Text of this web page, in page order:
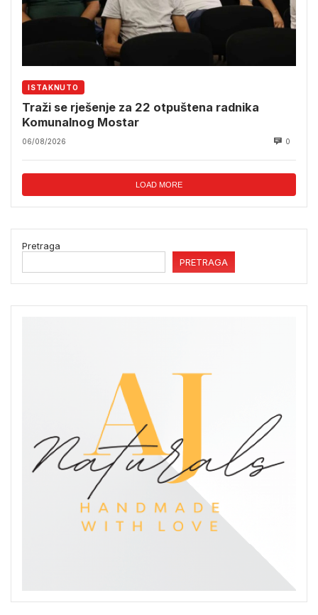
ISTAKNUTO
Traži se rješenje za 22 otpuštena radnika
Komunalnog Mostar
06/08/2026 0
LOAD MORE
Pretraga
PRETRAGA